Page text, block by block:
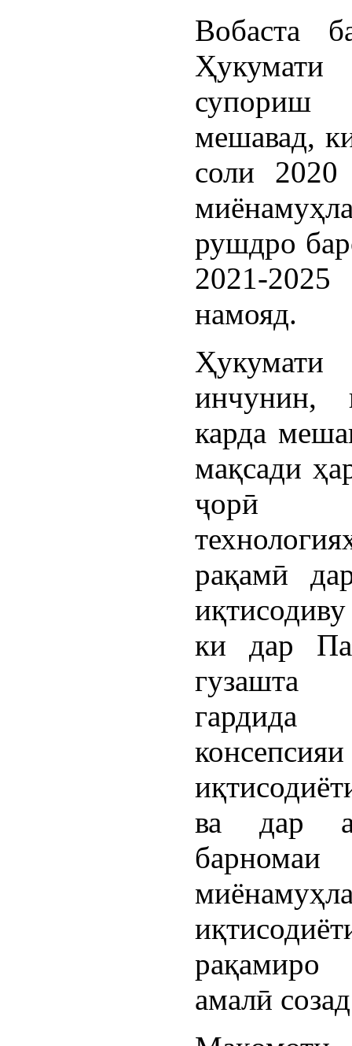
Вобаста
Ҳукумати
мешавад,
соли 2020
рушдро
2021-
намояд.
Ҳукумати
инчунин,
карда
мақсади
ҷорӣ
рақамӣ
ки дар
консепсияи
ва дар
барномаи
рақамиро
амалӣ